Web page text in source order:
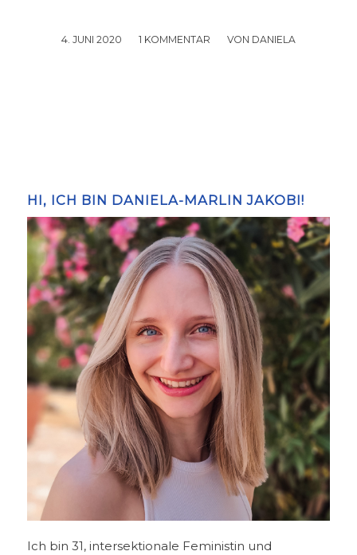
4. JUNI 2020
/ 1 KOMMENTAR
/ VON DANIELA
HI, ICH BIN DANIELA-MARLIN JAKOBI!
Ich bin 31, intersektionale Feministin und